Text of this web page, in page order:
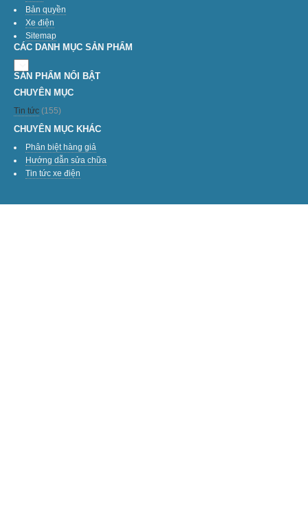
Bản quyền
Xe điện
Sitemap
CÁC DANH MỤC SẢN PHẨM
SẢN PHẨM NỔI BẬT
CHUYÊN MỤC
Tin tức (155)
CHUYÊN MỤC KHÁC
Phân biệt hàng giả
Hướng dẫn sửa chữa
Tin tức xe điện